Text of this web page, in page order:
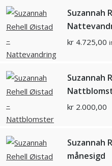
Suzannah
kr 4.725,00
Suzannah
kr 2.000,00
Suzannah
månesigd